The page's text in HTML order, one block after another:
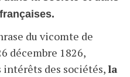
du vicomte de
décembre 1826,
intérêts des sociétés,la